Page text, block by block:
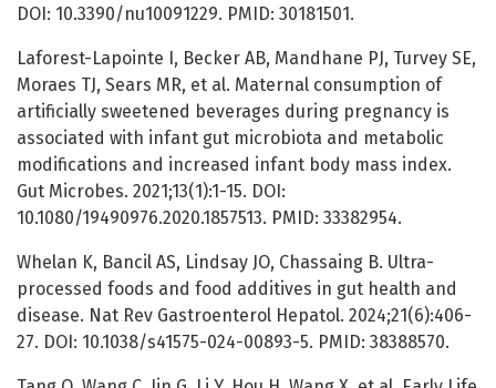
DOI: 10.3390/nu10091229. PMID: 30181501.
Laforest-Lapointe I, Becker AB, Mandhane PJ, Turvey SE,
Moraes TJ, Sears MR, et al. Maternal consumption of
artificially sweetened beverages during pregnancy is
associated with infant gut microbiota and metabolic
modifications and increased infant body mass index.
Gut Microbes. 2021;13(1):1-15. DOI:
10.1080/19490976.2020.1857513. PMID: 33382954.
Whelan K, Bancil AS, Lindsay JO, Chassaing B. Ultra-
processed foods and food additives in gut health and
disease. Nat Rev Gastroenterol Hepatol. 2024;21(6):406-
27. DOI: 10.1038/s41575-024-00893-5. PMID: 38388570.